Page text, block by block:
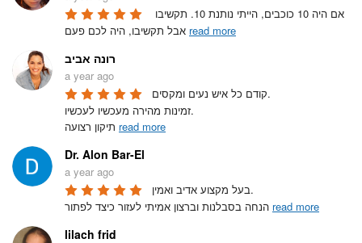
read more
רונה אביב
a year ago
קודם כל איש נעים ומקסים.
זמינות מהירה מעכשיו לעכשיו.
read more
Dr. Alon Bar-El
a year ago
בעל מקצוע אדיב ואמין.
read more
lilach frid